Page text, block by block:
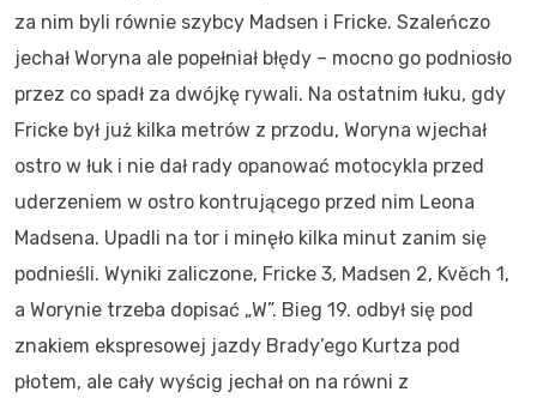
za nim byli równie szybcy Madsen i Fricke. Szaleńczo
jechał Woryna ale popełniał błędy – mocno go podniosło
przez co spadł za dwójkę rywali. Na ostatnim łuku, gdy
Fricke był już kilka metrów z przodu, Woryna wjechał
ostro w łuk i nie dał rady opanować motocykla przed
uderzeniem w ostro kontrującego przed nim Leona
Madsena. Upadli na tor i minęło kilka minut zanim się
podnieśli. Wyniki zaliczone, Fricke 3, Madsen 2, Kvěch 1,
a Worynie trzeba dopisać „W”. Bieg 19. odbył się pod
znakiem ekspresowej jazdy Brady’ego Kurtza pod
płotem, ale cały wyścig jechał on na równi z